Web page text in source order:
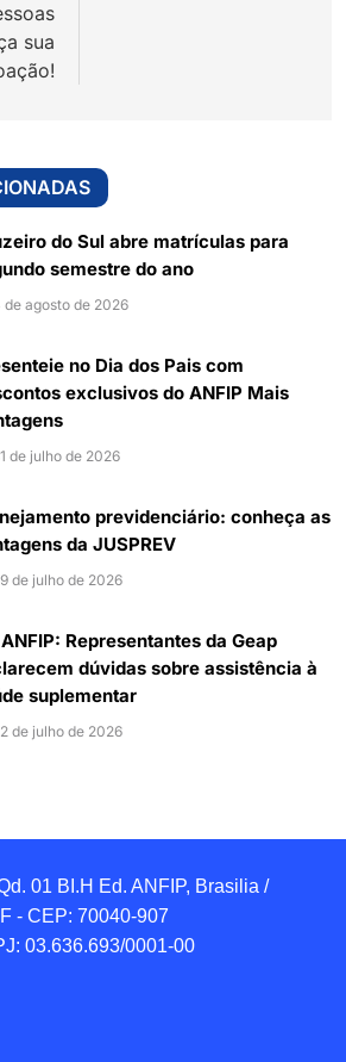
sua
do Sul abre matrículas para
semestre do ano
de agosto de 2026
no Dia dos Pais com
exclusivos do ANFIP Mais
de julho de 2026
previdenciário: conheça as
da JUSPREV
de julho de 2026
Representantes da Geap
dúvidas sobre assistência à
suplementar
de julho de 2026
01 BI.H Ed. ANFIP, Brasilia /
- CEP: 70040-907
03.636.693/0001-00